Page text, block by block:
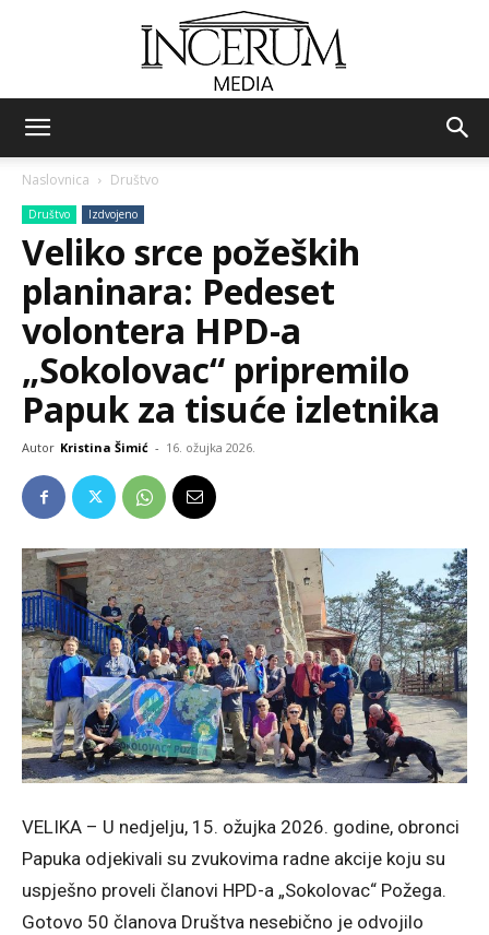
media
Naslovnica Društvo
Društvo Izdvojeno
Veliko srce požeških
planinara: Pedeset
volontera HPD-a
„Sokolovac“ pripremilo
Papuk za tisuće izletnika
Autor Kristina Šimić - 16. ožujka 2026.
VELIKA – U nedjelju, 15. ožujka 2026. godine, obronci
Papuka odjekivali su zvukovima radne akcije koju su
uspješno proveli članovi HPD-a „Sokolovac“ Požega.
Gotovo 50 članova Društva nesebično je odvojilo